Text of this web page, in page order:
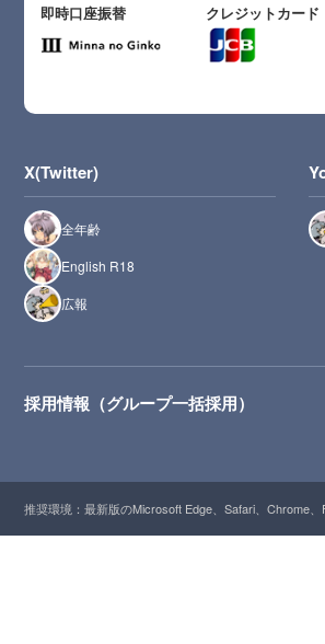
即時口座振替 クレジットカード
X(Twitter)
全年齢
English R18
広報
採用情報（グループ一括採用）
推奨環境：最新版のMicrosoft Edge、Safari、Chrome